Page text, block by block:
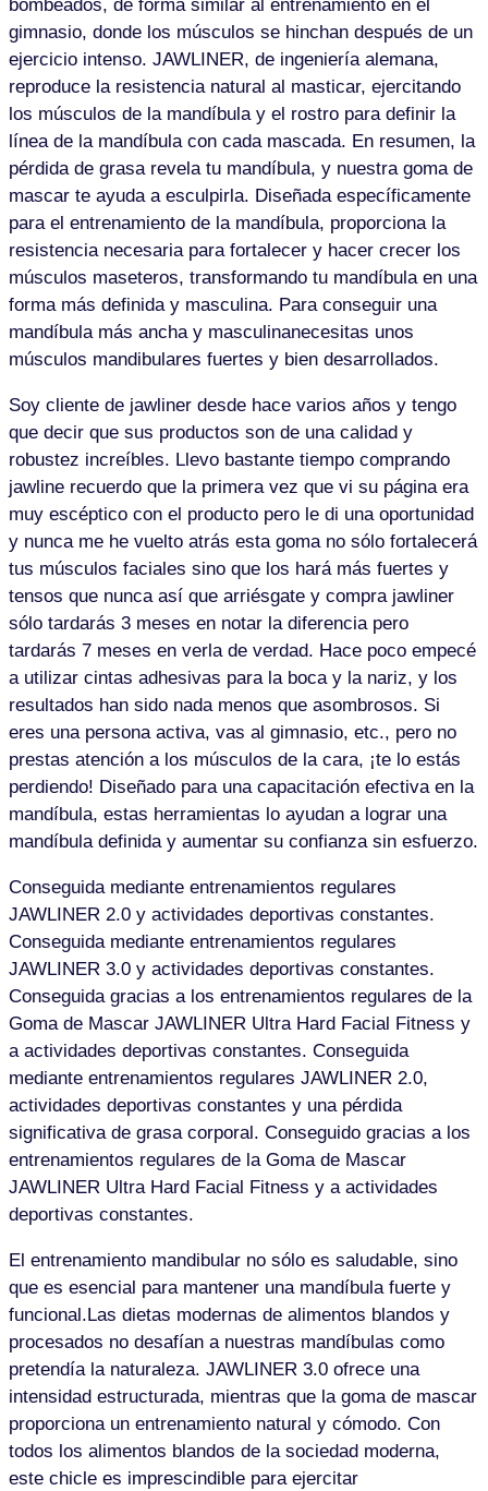
bombeados, de forma similar al entrenamiento en el
gimnasio, donde los músculos se hinchan después de un
ejercicio intenso. JAWLINER, de ingeniería alemana,
reproduce la resistencia natural al masticar, ejercitando
los músculos de la mandíbula y el rostro para definir la
línea de la mandíbula con cada mascada. En resumen, la
pérdida de grasa revela tu mandíbula, y nuestra goma de
mascar te ayuda a esculpirla. Diseñada específicamente
para el entrenamiento de la mandíbula, proporciona la
resistencia necesaria para fortalecer y hacer crecer los
músculos maseteros, transformando tu mandíbula en una
forma más definida y masculina. Para conseguir una
mandíbula más ancha y masculinanecesitas unos
músculos mandibulares fuertes y bien desarrollados.
Soy cliente de jawliner desde hace varios años y tengo
que decir que sus productos son de una calidad y
robustez increíbles. Llevo bastante tiempo comprando
jawline recuerdo que la primera vez que vi su página era
muy escéptico con el producto pero le di una oportunidad
y nunca me he vuelto atrás esta goma no sólo fortalecerá
tus músculos faciales sino que los hará más fuertes y
tensos que nunca así que arriésgate y compra jawliner
sólo tardarás 3 meses en notar la diferencia pero
tardarás 7 meses en verla de verdad. Hace poco empecé
a utilizar cintas adhesivas para la boca y la nariz, y los
resultados han sido nada menos que asombrosos. Si
eres una persona activa, vas al gimnasio, etc., pero no
prestas atención a los músculos de la cara, ¡te lo estás
perdiendo! Diseñado para una capacitación efectiva en la
mandíbula, estas herramientas lo ayudan a lograr una
mandíbula definida y aumentar su confianza sin esfuerzo.
Conseguida mediante entrenamientos regulares
JAWLINER 2.0 y actividades deportivas constantes.
Conseguida mediante entrenamientos regulares
JAWLINER 3.0 y actividades deportivas constantes.
Conseguida gracias a los entrenamientos regulares de la
Goma de Mascar JAWLINER Ultra Hard Facial Fitness y
a actividades deportivas constantes. Conseguida
mediante entrenamientos regulares JAWLINER 2.0,
actividades deportivas constantes y una pérdida
significativa de grasa corporal. Conseguido gracias a los
entrenamientos regulares de la Goma de Mascar
JAWLINER Ultra Hard Facial Fitness y a actividades
deportivas constantes.
El entrenamiento mandibular no sólo es saludable, sino
que es esencial para mantener una mandíbula fuerte y
funcional.Las dietas modernas de alimentos blandos y
procesados no desafían a nuestras mandíbulas como
pretendía la naturaleza. JAWLINER 3.0 ofrece una
intensidad estructurada, mientras que la goma de mascar
proporciona un entrenamiento natural y cómodo. Con
todos los alimentos blandos de la sociedad moderna,
este chicle es imprescindible para ejercitar